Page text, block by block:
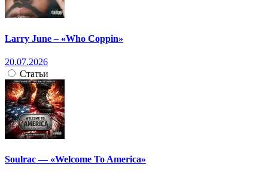
Larry June – «Who Coppin»
20.07.2026
Статьи
Soulrac — «Welcome To America»